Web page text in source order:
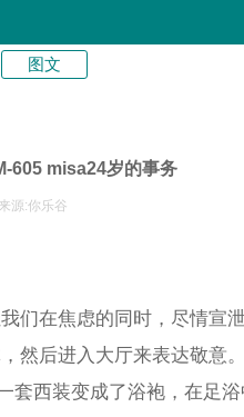
图文
605 misa24岁的事务
源:你乐谷
们在焦虑的同时，尽情宣
然后进入大厅来表达敬意
套西装变成了浴袍，在足